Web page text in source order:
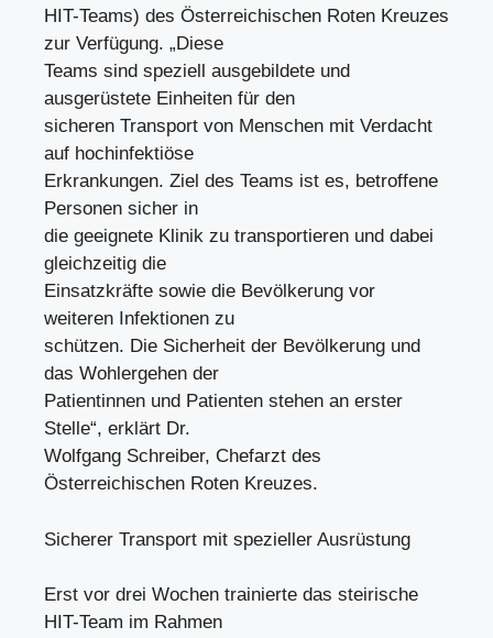
HIT-Teams) des Österreichischen Roten Kreuzes
zur Verfügung. „Diese
Teams sind speziell ausgebildete und
ausgerüstete Einheiten für den
sicheren Transport von Menschen mit Verdacht
auf hochinfektiöse
Erkrankungen. Ziel des Teams ist es, betroffene
Personen sicher in
die geeignete Klinik zu transportieren und dabei
gleichzeitig die
Einsatzkräfte sowie die Bevölkerung vor
weiteren Infektionen zu
schützen. Die Sicherheit der Bevölkerung und
das Wohlergehen der
Patientinnen und Patienten stehen an erster
Stelle“, erklärt Dr.
Wolfgang Schreiber, Chefarzt des
Österreichischen Roten Kreuzes.
Sicherer Transport mit spezieller Ausrüstung
Erst vor drei Wochen trainierte das steirische
HIT-Team im Rahmen